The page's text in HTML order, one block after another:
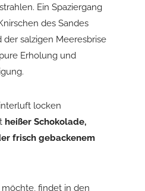
Ein Spaziergang
des Sandes
salzigen Meeresbrise
Erholung und
locken
heißer Schokolade,
frisch gebackenem
findet in den